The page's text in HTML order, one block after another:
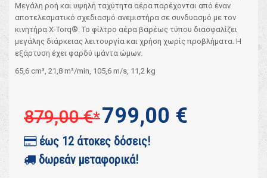
Μεγάλη ροή και υψηλή ταχύτητα αέρα παρέχονται από έναν
αποτελεσματικό σχεδιασμό ανεμιστήρα σε συνδυασμό με τον
κινητήρα X-Torq®. Το φίλτρο αέρα βαρέως τύπου διασφαλίζει
μεγάλης διάρκειας λειτουργία και χρήση χωρίς προβλήματα. Η
εξάρτυση έχει φαρδύ ιμάντα ώμων.
65,6 cm³, 21,8 m³/min, 105,6 m/s, 11,2 kg
879,00 €*799,00 €
έως 12 άτοκες δόσεις!
δωρεάν μεταφορικά!